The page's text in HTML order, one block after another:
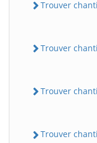
Trouver
Trouver
Trouver
Trouver